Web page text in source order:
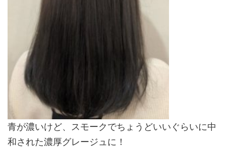
青が濃いけど、スモークでちょうどいいぐらいに中
和された濃厚グレージュに！